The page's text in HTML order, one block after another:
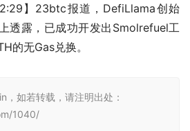
】23btc报道，DefiLlama创始
透露，已成功开发出Smolrefuel工
的无Gas兑换。
，如若转载，请注明出处：
1040/